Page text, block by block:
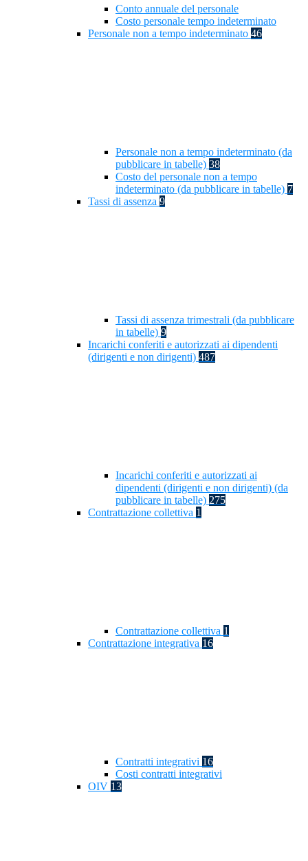
Conto annuale del personale
Costo personale tempo indeterminato
Personale non a tempo indeterminato 46
Personale non a tempo indeterminato (da
pubblicare in tabelle) 38
Costo del personale non a tempo
indeterminato (da pubblicare in tabelle) 7
Tassi di assenza 9
Tassi di assenza trimestrali (da pubblicare
in tabelle) 9
Incarichi conferiti e autorizzati ai dipendenti
(dirigenti e non dirigenti) 487
Incarichi conferiti e autorizzati ai
dipendenti (dirigenti e non dirigenti) (da
pubblicare in tabelle) 275
Contrattazione collettiva 1
Contrattazione collettiva 1
Contrattazione integrativa 16
Contratti integrativi 16
Costi contratti integrativi
OIV 13